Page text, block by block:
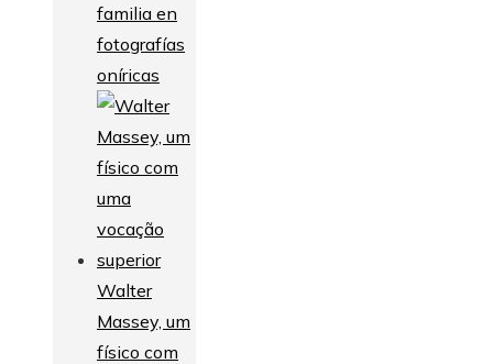
familia en
fotografías
oníricas
Walter
Massey, um
físico com